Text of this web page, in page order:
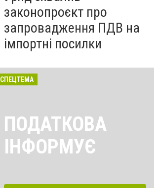
законопроєкт про
запровадження ПДВ на
імпортні посилки
СПЕЦТЕМА
ПОДАТКОВА
ІНФОРМУЄ